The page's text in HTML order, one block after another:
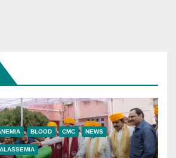
BLOOD CMC NEWS